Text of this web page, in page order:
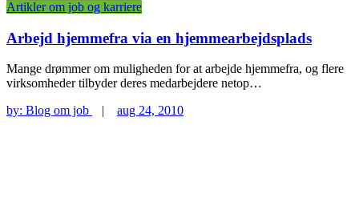
Artikler om job og karriere
Arbejd hjemmefra via en hjemmearbejdsplads
Mange drømmer om muligheden for at arbejde hjemmefra, og flere
virksomheder tilbyder deres medarbejdere netop…
by: Blog om job | aug 24, 2010